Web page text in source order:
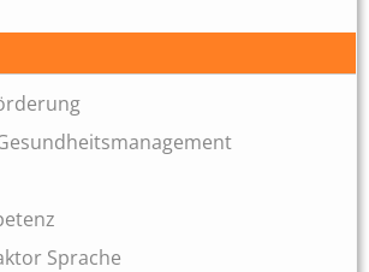
Sprache